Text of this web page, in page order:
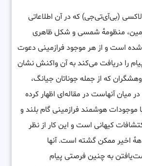
(بی‌آی‌تی‌جی) که در آن اطلاعاتی
زمین، منظومهٔ شمسی و شکل ظاهری
شده است و از هر موجود فرازمینی دعوت
را دریافت می‌کند به آن واکنش نشان
که از جمله جوناتان جیانگ،
میان آنهاست در مقاله‌ای اظهار کرده
با موجودات هوشمند فرازمینی گام بلند و
کیهانی است و این کار از نظر
اخیر ممکن گشته است. آنها
به چنین فرصتی پیام